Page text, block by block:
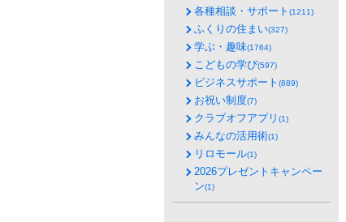
各種相談・サポート (1211)
ふくりの住まい(327)
学ぶ・趣味(1764)
こどもの学び(597)
ビジネスサポート (889)
お祝い制度(7)
クラブオフアプリ (1)
みんなの活用術(1)
リロモール(1)
2026プレゼントキャンペー
ン(1)